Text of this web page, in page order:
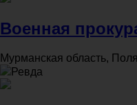
Военная
Мурманская область,
Ревда